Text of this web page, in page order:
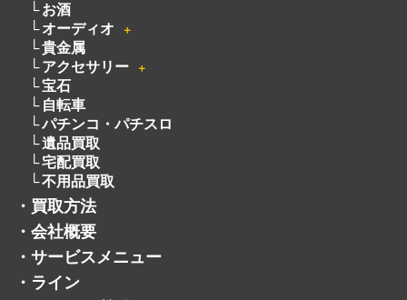
お酒
オーディオ
＋
貴金属
アクセサリー
＋
宝石
自転車
パチンコ・パチスロ
遺品買取
宅配買取
不用品買取
・ 買取方法
・ 会社概要
・ サービスメニュー
・ ライン